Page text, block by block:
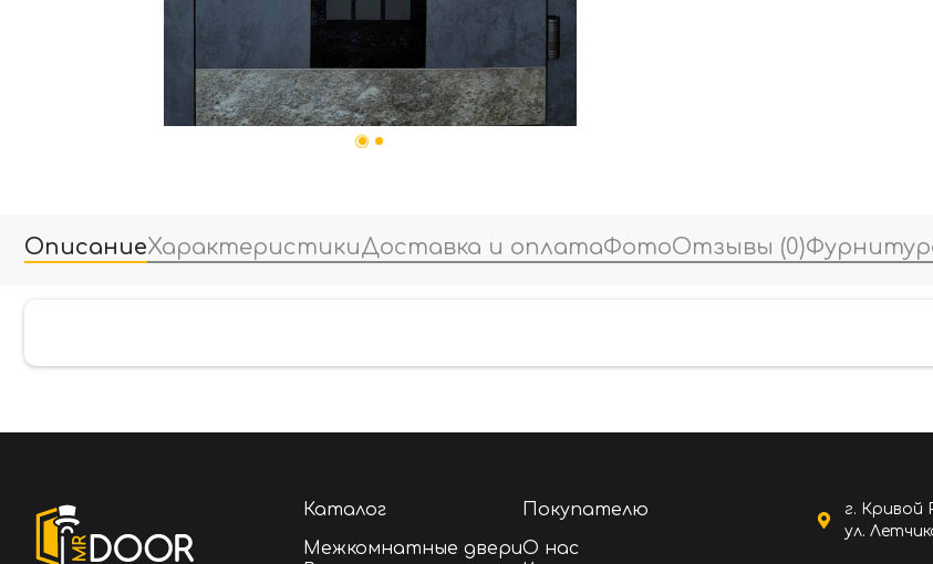
ОписаниеХарактеристикиДоставка и оплатаФотоОтзывы (0)
Каталог
Межкомнатные двери
Покупателю
О нас
г. Кривой
ул.